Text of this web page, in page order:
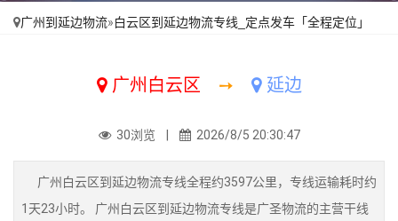
广州到延边物流»白云区到延边物流专线_定点发车「全程定位」
广州白云区 ➙ 延边
30浏览 | 2026/8/5 20:30:47
广州白云区到延边物流专线全程约3597公里，专线运输耗时约
1天23小时。 广州白云区到延边物流专线是广圣物流的主营干线